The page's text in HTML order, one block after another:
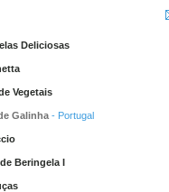
Deliciosas
Vegetais
Galinha - Portugal
Beringela I